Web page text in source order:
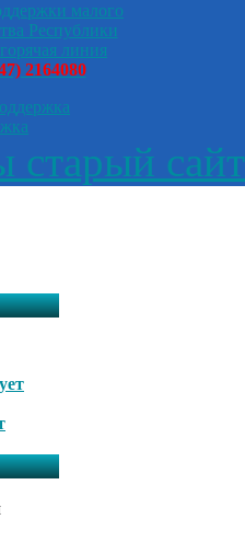
малого
Республики
линия
2164080
старый сайт